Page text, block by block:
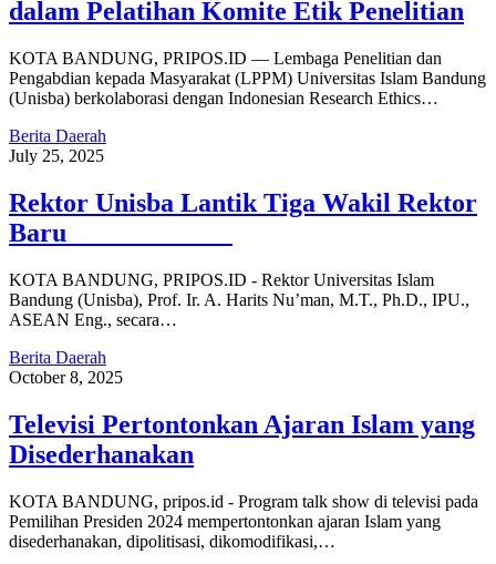
dalam Pelatihan Komite Etik Penelitian
KOTA BANDUNG, PRIPOS.ID — Lembaga Penelitian dan
Pengabdian kepada Masyarakat (LPPM) Universitas Islam Bandung
(Unisba) berkolaborasi dengan Indonesian Research Ethics…
Berita Daerah
July 25, 2025
Rektor Unisba Lantik Tiga Wakil Rektor
Baru
KOTA BANDUNG, PRIPOS.ID - Rektor Universitas Islam
Bandung (Unisba), Prof. Ir. A. Harits Nu’man, M.T., Ph.D., IPU.,
ASEAN Eng., secara…
Berita Daerah
October 8, 2025
Televisi Pertontonkan Ajaran Islam yang
Disederhanakan
KOTA BANDUNG, pripos.id - Program talk show di televisi pada
Pemilihan Presiden 2024 mempertontonkan ajaran Islam yang
disederhanakan, dipolitisasi, dikomodifikasi,…